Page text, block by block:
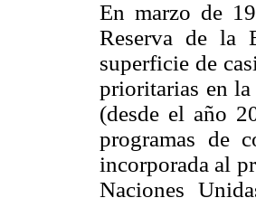
En marzo de
Reserva de la
superficie de
prioritarias en
(desde el año
programas de
incorporada al
Naciones